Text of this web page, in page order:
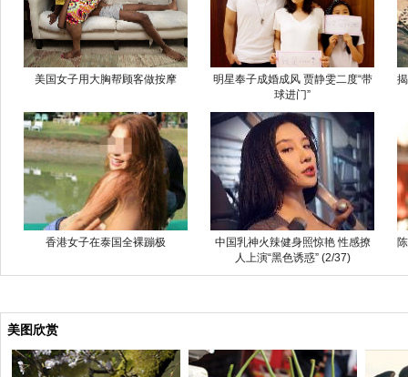
美国女子用大胸帮顾客做按摩
明星奉子成婚成风 贾静雯二度“带
球进门”
香港女子在泰国全裸蹦极
中国乳神火辣健身照惊艳 性感撩
人上演“黑色诱惑” (2/37)
美图欣赏